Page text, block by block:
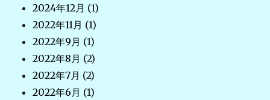
2024年12月 (1)
2022年11月 (1)
2022年9月 (1)
2022年8月 (2)
2022年7月 (2)
2022年6月 (1)